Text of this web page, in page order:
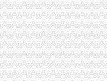
堂
-福田华北易登网
-南山科技园易登网
员_商易济南_新浪博客